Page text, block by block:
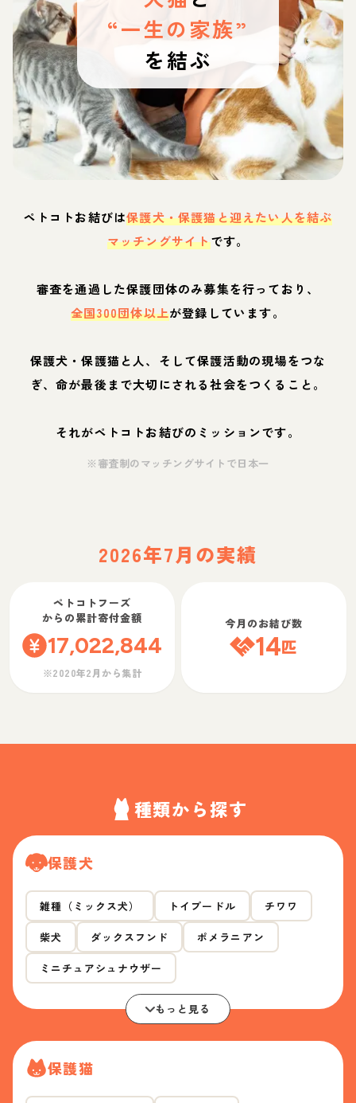
“一生の家族”
を結ぶ
ペトコトお結びは保護犬・保護猫と迎えたい人を結ぶ
マッチングサイトです。
審査を通過した保護団体のみ募集を行っており、
全国300団体以上が登録しています。
保護犬・保護猫と人、そして保護活動の現場をつな
ぎ、命が最後まで大切にされる社会をつくること。
それがペトコトお結びのミッションです。
※審査制のマッチングサイトで日本一
2026年7月の実績
ペトコトフーズ
からの累計寄付金額
17,022,844
※2020年2月から集計
今月のお結び数
14匹
種類から探す
保護犬
雑種（ミックス犬） トイプードル チワワ
柴犬 ダックスフンド ポメラニアン
ミニチュアシュナウザー
もっと見る
保護猫